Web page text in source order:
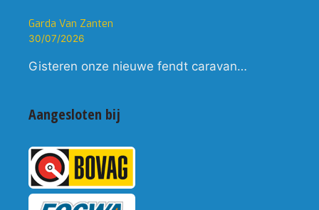
Garda Van Zanten
30/07/2026
Gisteren onze nieuwe fendt caravan…
Aangesloten bij